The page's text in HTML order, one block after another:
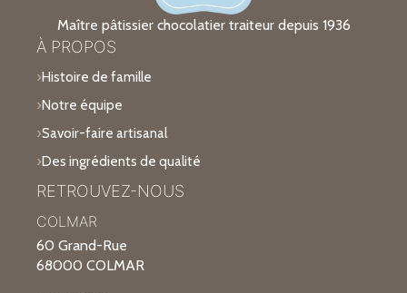
Maître pâtissier chocolatier traiteur depuis 1936
À PROPOS
Histoire de famille
Notre équipe
Savoir-faire artisanal
Des ingrédients de qualité
RETROUVEZ-NOUS
COLMAR
60 Grand-Rue
68000 COLMAR